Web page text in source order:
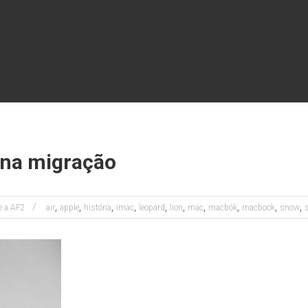
migração
a AF2 air, apple, história, imac, leopard , lion, mac, macbók, macbook, snow,